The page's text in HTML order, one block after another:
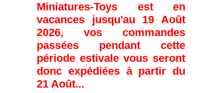
Miniatures-Toys est en
vacances jusqu'au 19 Août
2026, vos commandes
passées pendant cette
période estivale vous seront
donc expédiées à partir du
21 Août...